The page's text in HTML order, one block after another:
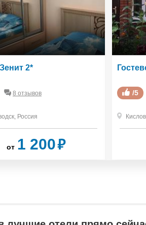
2*
8 отзывов
, Россия
от 1 200₽
/5